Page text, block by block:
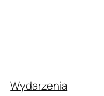
Wydarzenia